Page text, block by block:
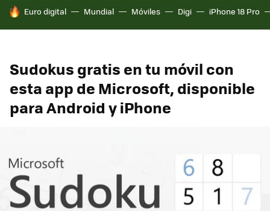
HOY SE HABLA DE
Euro digital Mundial Móviles Digi iPhone 18 Pro
Sudokus gratis en tu móvil con
esta app de Microsoft, disponible
para Android y iPhone